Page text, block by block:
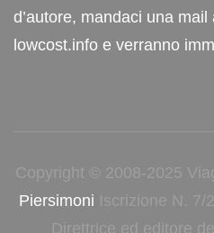
d’autore, mandaci una
lowcost.info e verranno
Copyright © 2008-2025
Piersimoni Iscrizione N. 7/
Direttrice ed editore